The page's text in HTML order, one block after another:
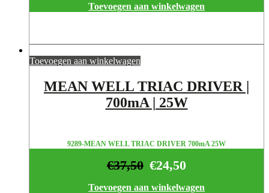
Toevoegen aan winkelwagen
Toevoegen aan winkelwagen
MEAN WELL TRIAC DRIVER |
700mA | 25W
9289-MEAN WELL TRIAC DRIVER 700mA 25W
€24,50
€37,50
Toevoegen aan winkelwagen